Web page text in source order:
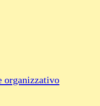
organizzativo